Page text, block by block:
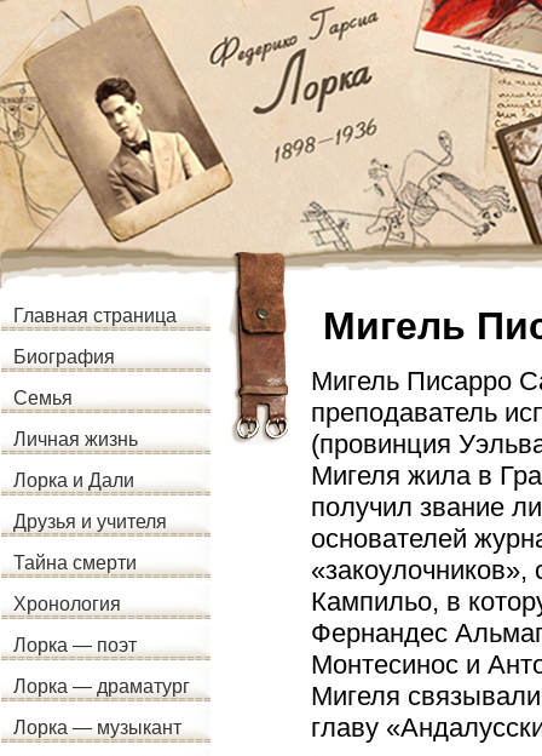
Главная страница
Биография
Семья
Личная жизнь
Лорка и Дали
Друзья и учителя
Тайна смерти
Хронология
Лорка — поэт
Лорка — драматург
Лорка — музыкант
Мигель
Мигель Писарро
преподаватель
(провинция
Мигеля жила в
получил звание
основателей
Кампильо, в
Фернандес
Монтесинос и
Мигеля
главу